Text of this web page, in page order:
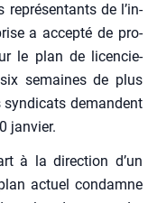
repré­sen­tants de l’in­
a accep­té de pro­
le plan de licen­cie­
semaines de plus
syn­di­cats demandent
jan­vier.
à la direc­tion d’un
actuel condamne